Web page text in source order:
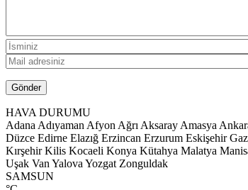
HAVA DURUMU
Adana Adıyaman Afyon Ağrı Aksaray Amasya
Düzce Edirne Elazığ Erzincan Erzurum Eskişehir
Kırşehir Kilis Kocaeli Konya Kütahya Malatya
Uşak Van Yalova Yozgat Zonguldak
SAMSUN